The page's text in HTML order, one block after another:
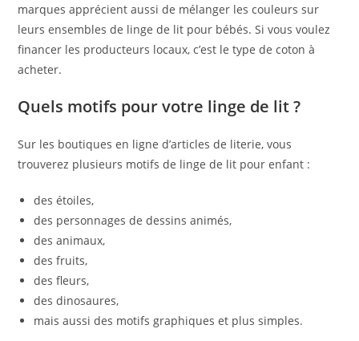
marques apprécient aussi de mélanger les couleurs sur
leurs ensembles de linge de lit pour bébés. Si vous voulez
financer les producteurs locaux, c’est le type de coton à
acheter.
Quels motifs pour votre linge de lit ?
Sur les boutiques en ligne d’articles de literie, vous
trouverez plusieurs motifs de linge de lit pour enfant :
des étoiles,
des personnages de dessins animés,
des animaux,
des fruits,
des fleurs,
des dinosaures,
mais aussi des motifs graphiques et plus simples.